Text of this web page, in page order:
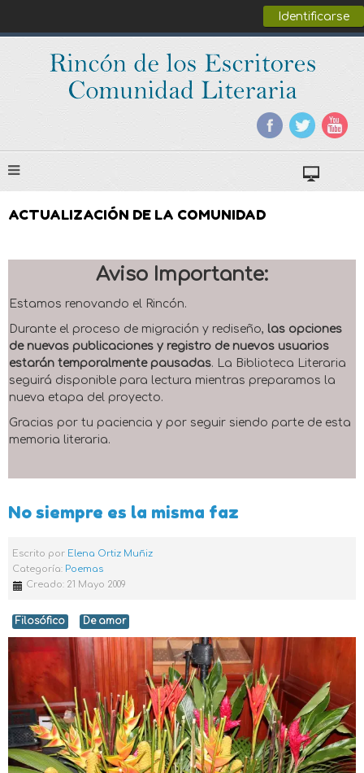
Identificarse
ACTUALIZACIÓN DE LA COMUNIDAD
Aviso Importante:
Estamos renovando el Rincón.
Durante el proceso de migración y rediseño, las opciones
de nuevas publicaciones y registro de nuevos usuarios
estarán temporalmente pausadas. La Biblioteca Literaria
seguirá disponible para lectura mientras preparamos la
nueva etapa del proyecto.
Gracias por tu paciencia y por seguir siendo parte de esta
memoria literaria.
No siempre es la misma faz
Escrito por Elena Ortiz Muñiz
Categoría: Poemas
Creado: 21 Mayo 2009
Filosófico De amor